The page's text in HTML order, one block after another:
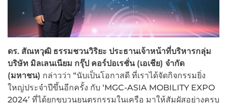
ดร. สัณหวุฒิ ธรรมชวนวิริยะ ประธานเจ้าหน้าที่บริหารกลุ่ม
บริษัท มิลเลนเนียม กรุ๊ป คอร์ปอเรชั่น (เอเชีย) จำกัด
(มหาชน) กล่าวว่า “นับเป็นโอกาสดี ที่เราได้จัดกิจกรรมยิ่ง
ใหญ่ประจำปีขึ้นอีกครั้ง กับ ‘MGC-ASIA MOBILITY EXPO
2024’ ที่ได้ยกขบวนยนตรกรรมในเครือ มาให้สัมผัสอย่างครบ